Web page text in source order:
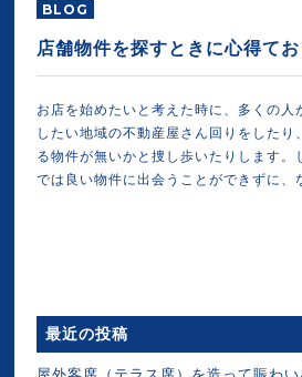
BLOG
店舗物件を探すときに心得て
お店を始めたいと考えた時に、多くの人
したい地域の不動産屋さん回りをしたり
る物件が無いかと捜し歩いたりします。
では良い物件に出会うことができずに
最近の投稿